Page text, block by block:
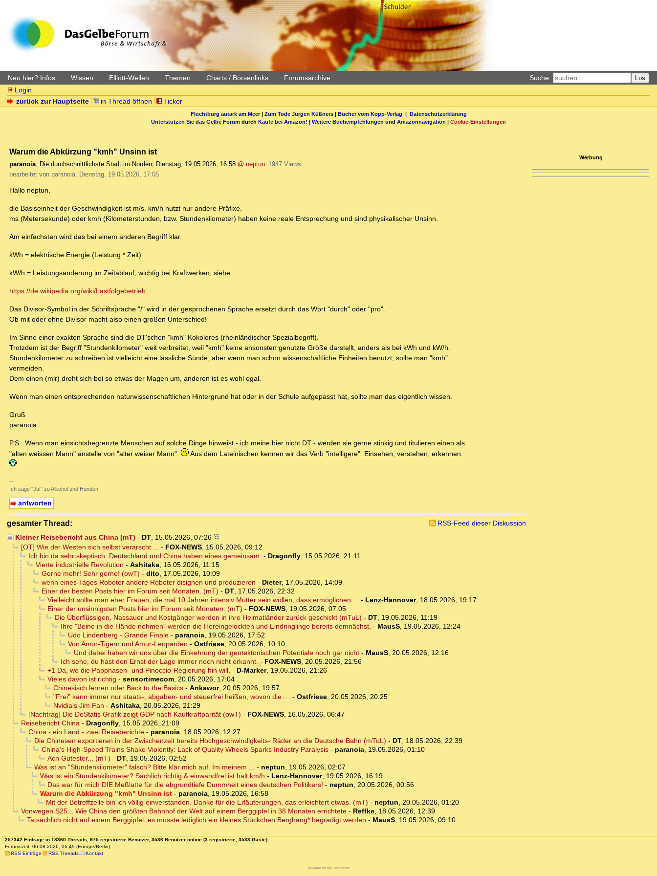
Neu hier? Infos Wissen Elliott-Wellen Themen Charts / Börsenlinks Forumsarchive Suche: Los
Login
zurück zur Hauptseite
in Thread öffnen Ticker
Fluchtburg autark am Meer| Zum Tode Jürgen Küßners| Bücher vom Kopp-Verlag | Datenschutzerklärung
Unterstützen Sie das Gelbe Forum durch Käufe bei Amazon! | Weitere Buchempfehlungen und Amazonnavigation | Cookie-Einstellungen
Warum die Abkürzung "kmh" Unsinn ist
paranoia, Die durchschnittlichste Stadt im Norden, Dienstag, 19.05.2026, 16:58 @ neptun 1947 Views
bearbeitet von paranoia, Dienstag, 19.05.2026, 17:05
Hallo neptun,
die Basiseinheit der Geschwindigkeit ist m/s. km/h nutzt nur andere Präfixe.
ms (Metersekunde) oder kmh (Kilometerstunden, bzw. Stundenkilometer) haben keine reale Entsprechung und sind physikalischer Unsinn.
Am einfachsten wird das bei einem anderen Begriff klar.
kWh = elektrische Energie (Leistung * Zeit)
kW/h = Leistungsänderung im Zeitablauf, wichtig bei Kraftwerken, siehe
https://de.wikipedia.org/wiki/Lastfolgebetrieb
Das Divisor-Symbol in der Schriftsprache "/" wird in der gesprochenen Sprache ersetzt durch das Wort "durch" oder "pro".
Ob mit oder ohne Divisor macht also einen großen Unterschied!
Im Sinne einer exakten Sprache sind die DT'schen "kmh" Kokolores (rheinländischer Spezialbegriff).
Trotzdem ist der Begriff "Stundenkilometer" weit verbreitet, weil "kmh" keine ansonsten genutzte Größe darstellt, anders als bei kWh und kW/h.
Stundenkilometer zu schreiben ist vielleicht eine lässliche Sünde, aber wenn man schon wissenschaftliche Einheiten benutzt, sollte man "kmh"
vermeiden.
Dem einen (mir) dreht sich bei so etwas der Magen um, anderen ist es wohl egal.
Wenn man einen entsprechenden naturwissenschaftlichen Hintergrund hat oder in der Schule aufgepasst hat, sollte man das eigentlich wissen.
Gruß
paranoia
P.S.: Wenn man einsichtsbegrenzte Menschen auf solche Dinge hinweist - ich meine hier nicht DT - werden sie gerne stinkig und titulieren einen als
"alten weissen Mann" anstelle von "alter weiser Mann".
Aus dem Lateinischen kennen wir das Verb "intelligere": Einsehen, verstehen, erkennen.
--
Ich sage "Ja!" zu Alkohol und Hunden.
antworten
gesamter Thread:
RSS-Feed dieser Diskussion
Kleiner Reisebericht aus China (mT) - DT, 15.05.2026, 07:26
[OT] Wie der Westen sich selbst verarscht ... - FOX-NEWS, 15.05.2026, 09:12
Ich bin da sehr skeptisch. Deutschland und China haben eines gemeinsam. - Dragonfly, 15.05.2026, 21:11
Vierte industrielle Revolution - Ashitaka, 16.05.2026, 11:15
Gerne mehr! Sehr gerne! (owT) - dito, 17.05.2026, 10:09
wenn eines Tages Roboter andere Roboter disignen und produzieren - Dieter, 17.05.2026, 14:09
Einer der besten Posts hier im Forum seit Monaten. (mT) - DT, 17.05.2026, 22:32
Vielleicht sollte man eher Frauen, die mal 10 Jahren intensiv Mutter sein wollen, dass ermöglichen ... - Lenz-Hannover, 18.05.2026, 19:17
Einer der unsinnigsten Posts hier im Forum seit Monaten. (mT) - FOX-NEWS, 19.05.2026, 07:05
Die Überflüssigen, Nassauer und Kostgänger werden in ihre Heimatländer zurück geschickt (mTuL) - DT, 19.05.2026, 11:19
Ihre "Beine in die Hände nehmen" werden die Hereingelockten und Eindringlinge bereits demnächst, - MausS, 19.05.2026, 12:24
Udo Lindenberg - Grande Finale- paranoia, 19.05.2026, 17:52
Von Amur-Tigern und Amur-Leoparden - Ostfriese, 20.05.2026, 10:10
Und dabei haben wir uns über die Einkehrung der geotektonischen Potentiale noch gar nicht- MausS, 20.05.2026, 12:16
Ich sehe, du hast den Ernst der Lage immer noch nicht erkannt. - FOX-NEWS, 20.05.2026, 21:56
+1 Da, wo die Pappnasen- und Pinoccio-Regierung hin will, - D-Marker, 19.05.2026, 21:26
Vieles davon ist richtig - sensortimecom, 20.05.2026, 17:04
Chinesisch lernen oder Back to the Basics- Ankawor, 20.05.2026, 19:57
"Frei" kann immer nur staats-, abgaben- und steuerfrei heißen, wovon die … - Ostfriese, 20.05.2026, 20:25
Nvidia's Jim Fan - Ashitaka, 20.05.2026, 21:29
[Nachtrag] Die DeStatis Grafik zeigt GDP nach Kaufkraftparität (owT) - FOX-NEWS, 16.05.2026, 06:47
Reisebericht China- Dragonfly, 15.05.2026, 21:09
China - ein Land - zwei Reiseberichte- paranoia, 18.05.2026, 12:27
Die Chinesen exportieren in der Zwischenzeit bereits Hochgeschwindigkeits- Räder an die Deutsche Bahn (mTuL) - DT, 18.05.2026, 22:39
China’s High-Speed Trains Shake Violently: Lack of Quality Wheels Sparks Industry Paralysis- paranoia, 19.05.2026, 01:10
Ach Gutester... (mT) - DT, 19.05.2026, 02:52
Was ist an "Stundenkilometer" falsch? Bitte klär mich auf. Im meinem ... - neptun, 19.05.2026, 02:07
Was ist ein Stundenkilometer? Sachlich richtig & einwandfrei ist halt km/h - Lenz-Hannover, 19.05.2026, 16:19
Das war für mich DIE Meßlatte für die abgrundtiefe Dummheit eines deutschen Politikers! - neptun, 20.05.2026, 00:56
Warum die Abkürzung "kmh" Unsinn ist- paranoia, 19.05.2026, 16:58
Mit der Betreffzeile bin ich völlig einverstanden. Danke für die Erläuterungen, das erleichtert etwas. (mT) - neptun, 20.05.2026, 01:20
Vonwegen S25... Wie China den größten Bahnhof der Welt auf einem Berggipfel in 38 Monaten errichtete- Reffke, 18.05.2026, 12:39
Tatsächlich nicht auf einem Berggipfel, es musste lediglich ein kleines Stückchen Berghang* begradigt werden - MausS, 19.05.2026, 09:10
Werbung
257342 Einträge in 18360 Threads, 975 registrierte Benutzer, 3536 Benutzer online (3 registrierte, 3533 Gäste)
Forumszeit: 06.08.2026, 06:49 (Europe/Berlin)
RSS Einträge
RSS Threads Kontakt
powered by my little forum